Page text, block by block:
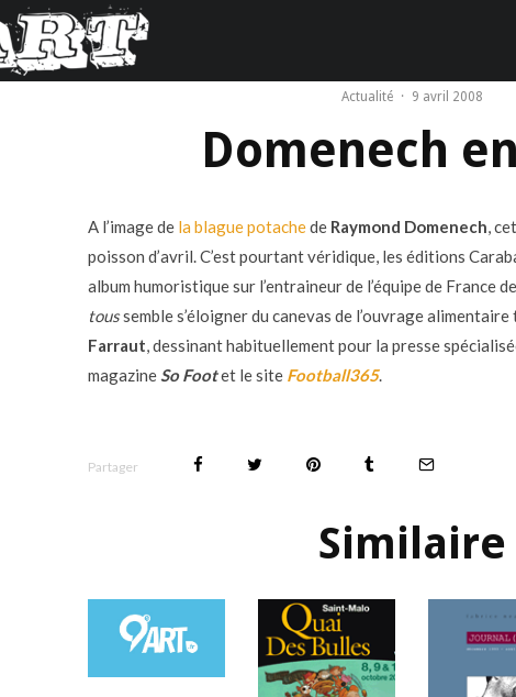
Actualité · 9 avril 2008
Domenech
A l’image de la blague potachede Raymond Domenech,
poisson d’avril. C’est pourtant véridique, les éditions
album humoristique sur l’entraineur de l’équipe de France
toussemble s’éloigner du canevas de l’ouvrage alimentaire
Farraut, dessinant habituellement pour la presse
magazineSo Footet le site Football365.
Partager
Similaire